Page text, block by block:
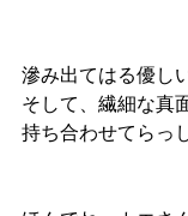
滲み出てはる優し
そして、繊細な真
持ち合わせてらっ